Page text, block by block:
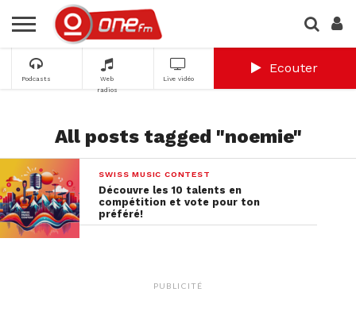
Podcasts
Web
radios
Live vidéo
Ecouter
All posts tagged "noemie"
SWISS MUSIC CONTEST
Découvre les 10 talents en
compétition et vote pour ton
préféré!
PUBLICITÉ